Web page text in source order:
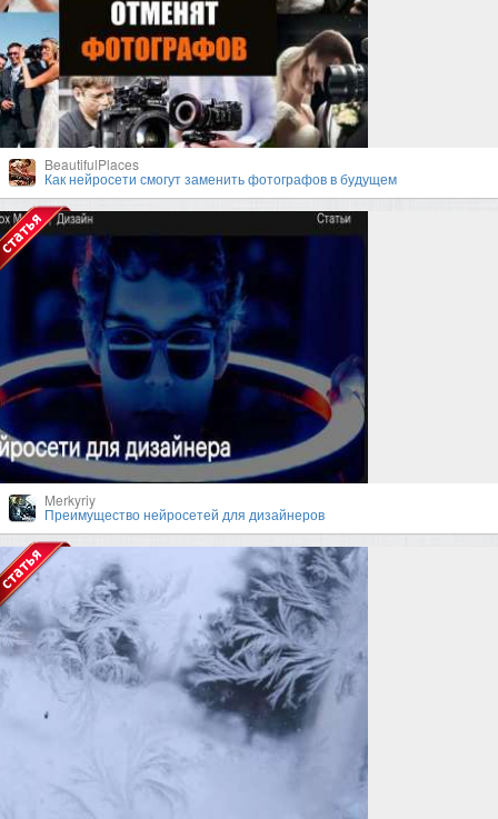
BeautifulPlaces
Как нейросети смогут заменить фотографов в будущем
Merkyriy
Преимущество нейросетей для дизайнеров